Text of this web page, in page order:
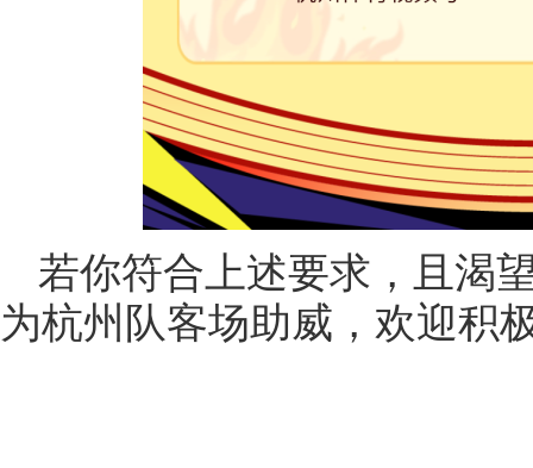
若你符合上述要求，且渴
为杭州队客场助威，欢迎积